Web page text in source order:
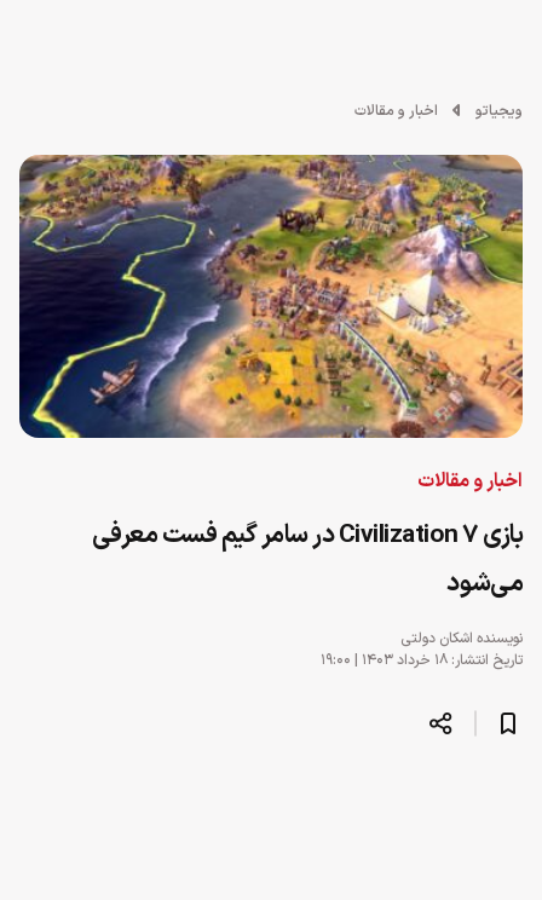
ویجیاتو اخبار و مقالات
اخبار و مقالات
بازی Civilization 7 در سامر گیم فست معرفی
می‌شود
نویسنده اشکان دولتی
تاریخ انتشار: ۱۸ خرداد ۱۴۰۳ | ۱۹:۰۰